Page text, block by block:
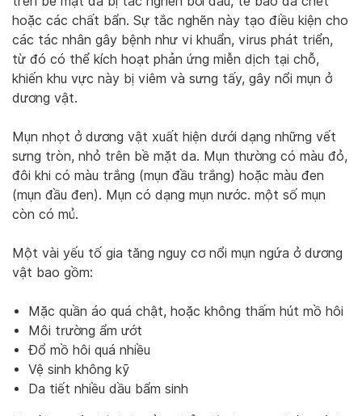
hoặc các chất bẩn. Sự tắc nghẽn này tạo điều kiện cho
các tác nhân gây bệnh như vi khuẩn, virus phát triển,
từ đó có thể kích hoạt phản ứng miễn dịch tại chỗ,
khiến khu vực này bị viêm và sưng tấy, gây nổi mụn ở
dương vật.
Mụn nhọt ở dương vật xuất hiện dưới dạng những vết
sưng tròn, nhỏ trên bề mặt da. Mụn thường có màu đỏ,
đôi khi có màu trắng (mụn đầu trắng) hoặc màu đen
(mụn đầu đen). Mụn có dạng mụn nước. một số mụn
còn có mủ.
Một vài yếu tố gia tăng nguy cơ nổi mụn ngứa ở dương
vật bao gồm:
Mặc quần áo quá chật, hoặc không thấm hút mồ hôi
Môi trường ẩm ướt
Đổ mồ hôi quá nhiều
Vệ sinh không kỹ
Da tiết nhiều dầu bẩm sinh